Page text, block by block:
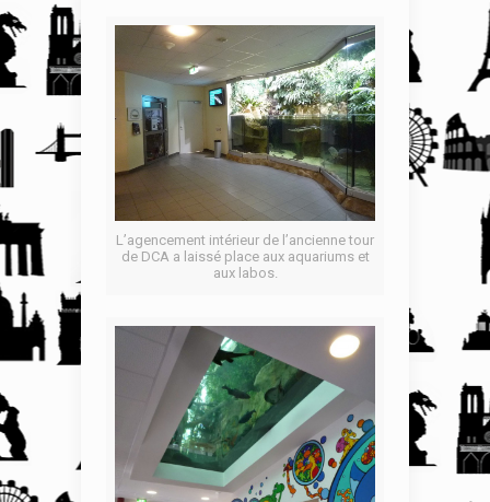
L’agencement intérieur de l’ancienne tour
de DCA a laissé place aux aquariums et
aux labos.